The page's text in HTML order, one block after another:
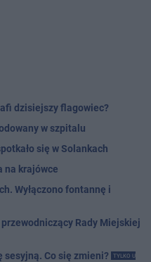
dzisiejszy flagowiec?
w szpitalu
się w Solankach
na krajówce
Wyłączono fontannę i
przewodniczący Rady Miejskiej
sesyjną. Co się zmieni?
TYLKO U